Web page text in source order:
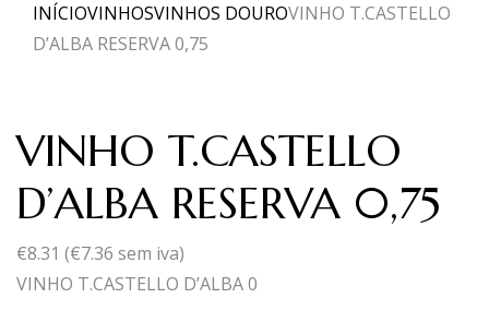
INÍCIOVINHOSVINHOS DOUROVINHO T.CASTELLO
D’ALBA RESERVA 0,75
VINHO T.CASTELLO
D’ALBA RESERVA 0,75
€8.31 (€7.36 sem iva)
VINHO T.CASTELLO D’ALBA 0